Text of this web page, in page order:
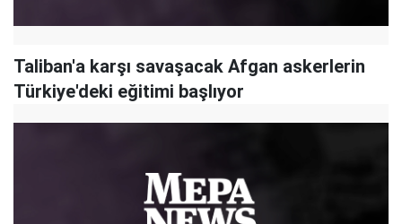
Taliban'a karşı savaşacak Afgan askerlerin
Türkiye'deki eğitimi başlıyor